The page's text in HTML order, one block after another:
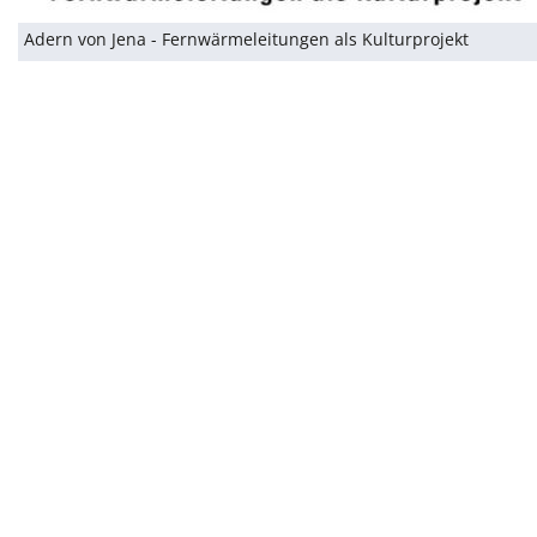
Adern von Jena - Fernwärmeleitungen als Kulturprojekt